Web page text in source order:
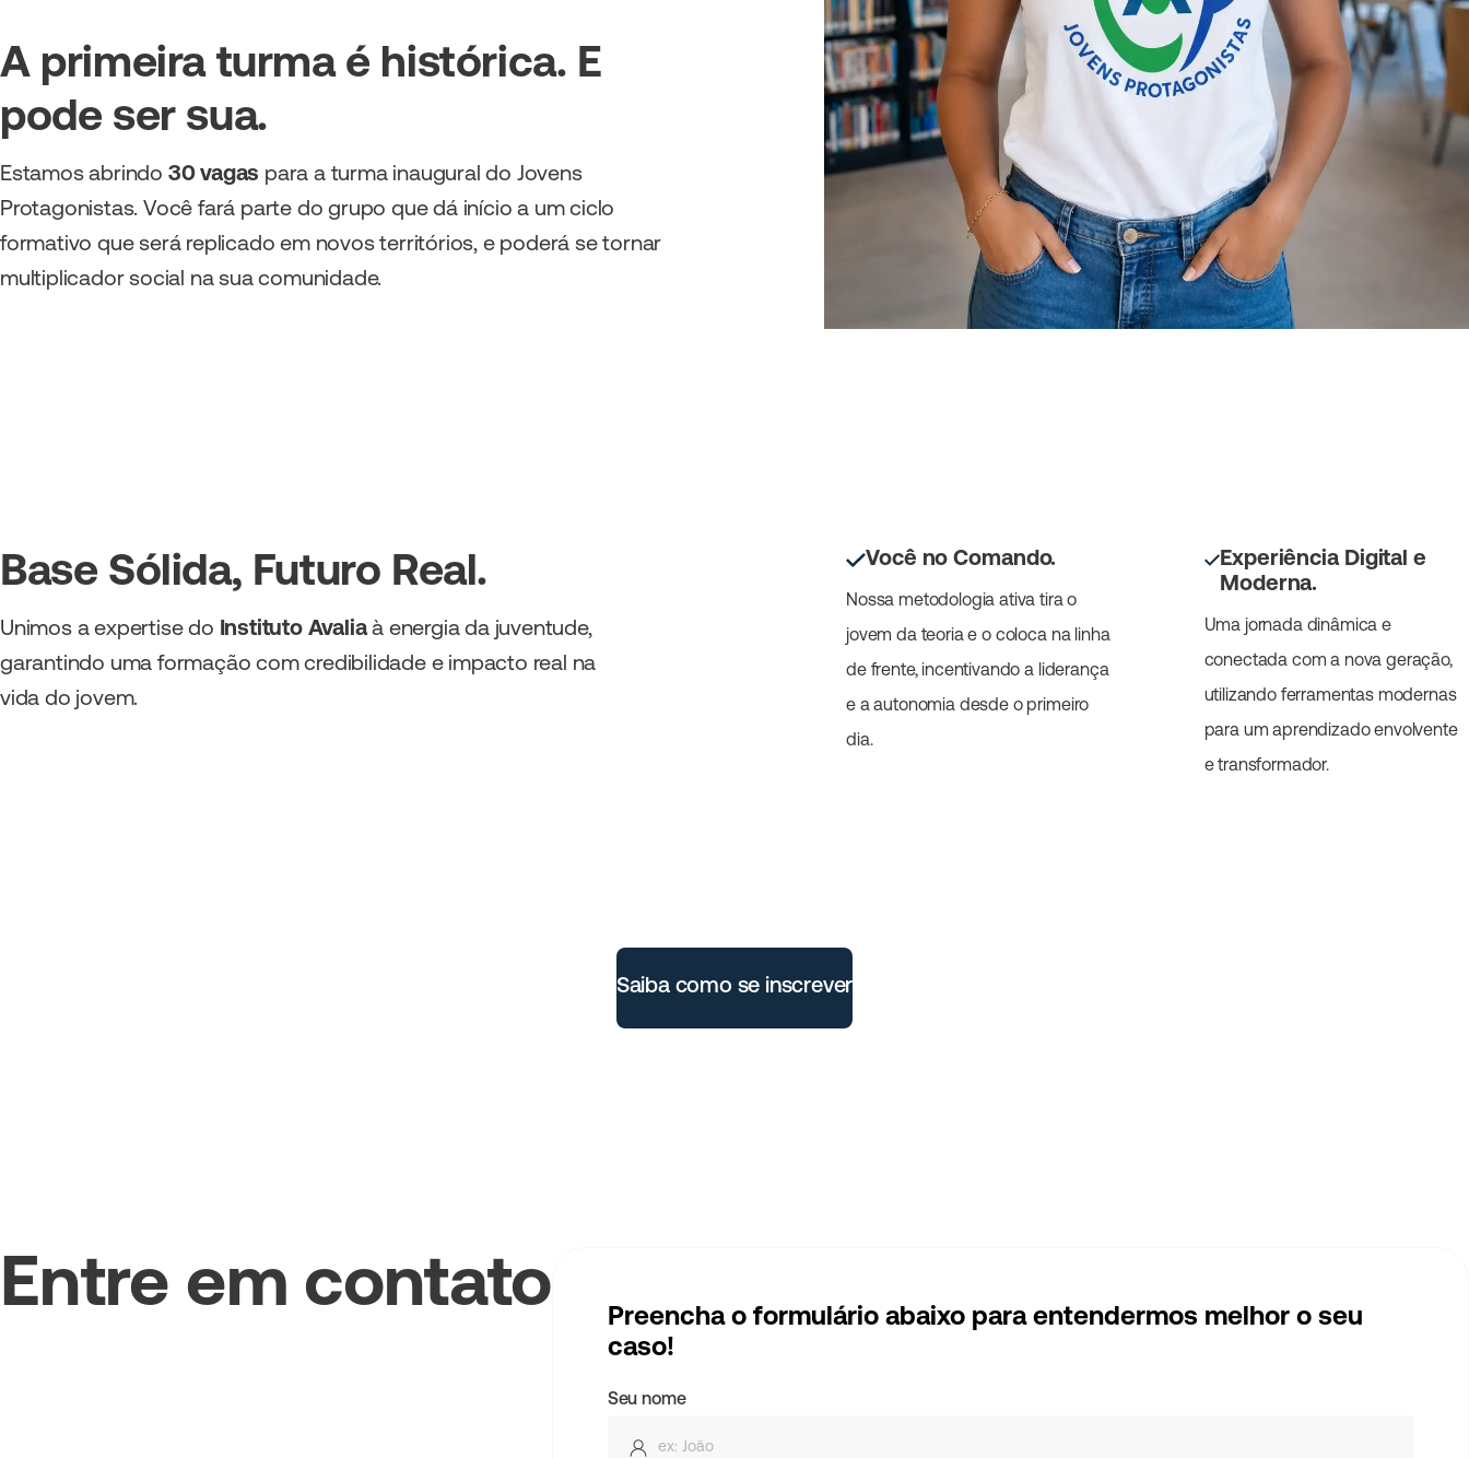
A primeira turma é histórica. E
pode ser sua.
Estamos abrindo 30 vagas para a turma inaugural do Jovens
Protagonistas. Você fará parte do grupo que dá início a um ciclo
formativo que será replicado em novos territórios, e poderá se tornar
multiplicador social na sua comunidade.
Base Sólida, Futuro Real.
Unimos a expertise do Instituto Avaliaà energia da juventude,
garantindo uma formação com credibilidade e impacto real na
vida do jovem.
Você no Comando.
Nossa metodologia ativa tira o
jovem da teoria e o coloca na linha
de frente, incentivando a liderança
e a autonomia desde o primeiro
dia.
Experiência Digital e
Moderna.
Uma jornada dinâmica e
conectada com a nova geração,
utilizando ferramentas modernas
para um aprendizado envolvente
e transformador.
Saiba como se inscrever
Entre em contato
Preencha o formulário abaixo para entendermos melhor o seu
caso!
Seu nome